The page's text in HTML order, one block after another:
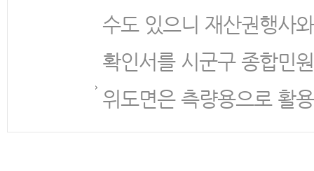
수도 있으니 재산권행사
확인서를 시군구 종합민
위도면은 측량용으로 활